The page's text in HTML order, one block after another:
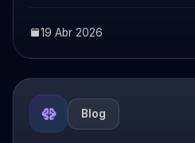
19 Abr 2026
Blog